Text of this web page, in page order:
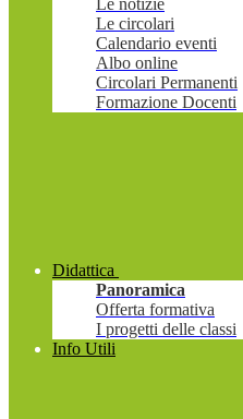
Le notizie
Le circolari
Calendario eventi
Albo online
Circolari Permanenti
Formazione Docenti
Didattica
Panoramica
Offerta formativa
I progetti delle classi
Info Utili